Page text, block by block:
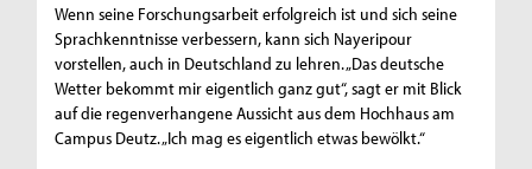
Wenn seine Forschungsarbeit erfolgreich ist und sich seine
Sprachkenntnisse verbessern, kann sich Nayeripour
vorstellen, auch in Deutschland zu lehren. „Das deutsche
Wetter bekommt mir eigentlich ganz gut“, sagt er mit Blick
auf die regenverhangene Aussicht aus dem Hochhaus am
Campus Deutz. „Ich mag es eigentlich etwas bewölkt.“